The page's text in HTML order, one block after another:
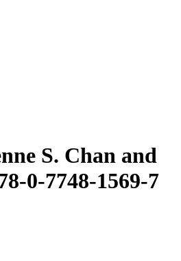
S. Chan and
0-7748-1569-7